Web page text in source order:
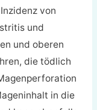
von
und
und oberen
die tödlich
in die